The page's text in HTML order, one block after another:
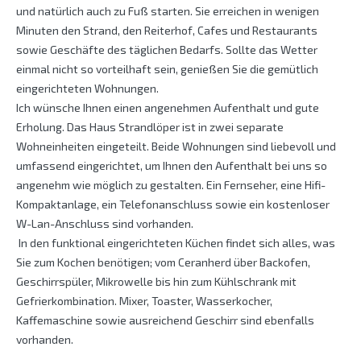
und natürlich auch zu Fuß starten. Sie erreichen in wenigen
Minuten den Strand, den Reiterhof, Cafes und Restaurants
sowie Geschäfte des täglichen Bedarfs. Sollte das Wetter
einmal nicht so vorteilhaft sein, genießen Sie die gemütlich
eingerichteten Wohnungen.
Ich wünsche Ihnen einen angenehmen Aufenthalt und gute
Erholung. Das Haus Strandlöper ist in zwei separate
Wohneinheiten eingeteilt. Beide Wohnungen sind liebevoll und
umfassend eingerichtet, um Ihnen den Aufenthalt bei uns so
angenehm wie möglich zu gestalten. Ein Fernseher, eine Hifi-
Kompaktanlage, ein Telefonanschluss sowie ein kostenloser
W-Lan-Anschluss sind vorhanden.
In den funktional eingerichteten Küchen findet sich alles, was
Sie zum Kochen benötigen; vom Ceranherd über Backofen,
Geschirrspüler, Mikrowelle bis hin zum Kühlschrank mit
Gefrierkombination. Mixer, Toaster, Wasserkocher,
Kaffemaschine sowie ausreichend Geschirr sind ebenfalls
vorhanden.